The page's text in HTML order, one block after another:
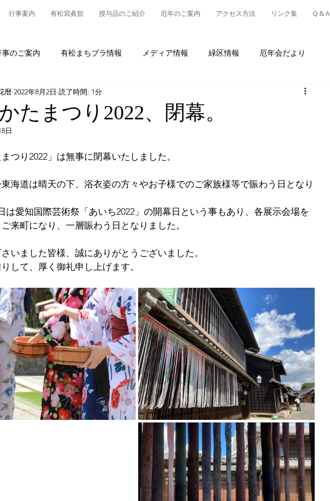
行事案内 有松寫眞舘 授与品のご紹介 厄年のご案内 アクセス方法 リンク集 Q & A
事のご案内 有松まちブラ情報 メディア情報 緑区情報 厄年会だより
産有松 授与品について グルメ・テイクアウト情報
設情報
たまつり2022、閉幕。
暦 2022年8月2日 読了時間: 1分
日
つり2022」は無事に閉幕いたしました。
海道は晴天の下、浴衣姿の方々やお子様でのご家族様等で賑わう日となり
は愛知国際芸術祭「あいち2022」の開幕日という事もあり、各展示会場を
来町になり、一層賑わう日となりました。
いました皆様、誠にありがとうございました。
して、厚く御礼申し上げます。